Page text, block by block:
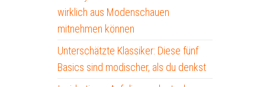
wirklich aus Modenschauen
mitnehmen können
Unterschätzte Klassiker: Diese fünf
Basics sind modischer, als du denkst